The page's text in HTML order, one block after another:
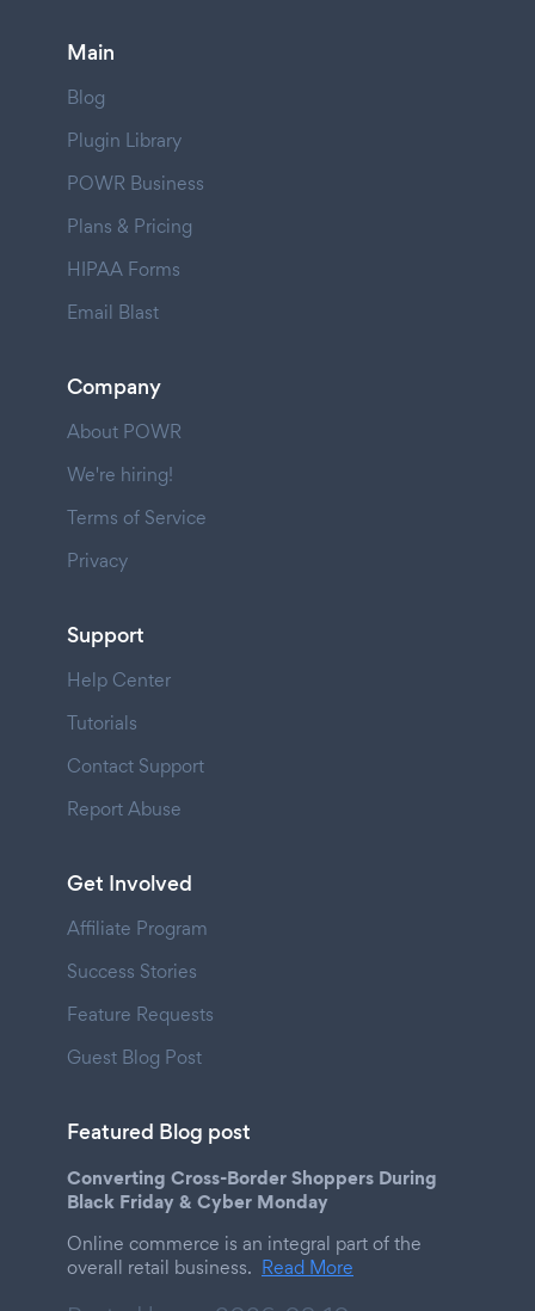
Main
Blog
Plugin Library
POWR Business
Plans & Pricing
HIPAA Forms
Email Blast
Company
About POWR
We're hiring!
Terms of Service
Privacy
Support
Help Center
Tutorials
Contact Support
Report Abuse
Get Involved
Affiliate Program
Success Stories
Feature Requests
Guest Blog Post
Featured Blog post
Converting Cross-Border Shoppers During
Black Friday & Cyber Monday
Online commerce is an integral part of the
overall retail business. Read More